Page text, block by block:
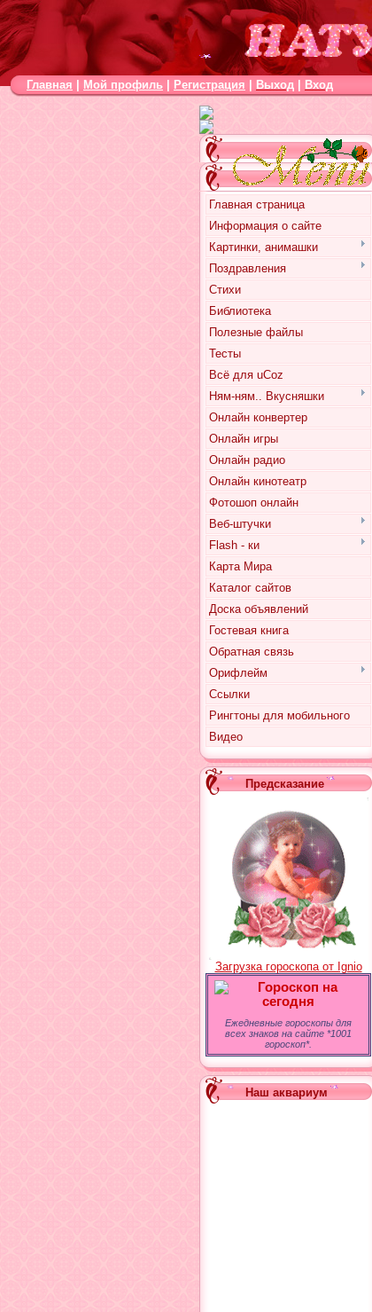
Главная Мой профиль Регистрация Выход Вход
Главная страница
Информация о сайте
Картинки, анимашки
Поздравления
Стихи
Библиотека
Полезные файлы
Тесты
Всё для uCoz
Ням-ням.. Вкусняшки
Онлайн конвертер
Онлайн игры
Онлайн радио
Онлайн кинотеатр
Фотошоп онлайн
Веб-штучки
Flash - ки
Карта Мира
Каталог сайтов
Доска объявлений
Гостевая книга
Обратная связь
Орифлейм
Ссылки
Рингтоны для мобильного
Видео
Предсказание
Загрузка гороскопа от Ignio
Гороскоп на
сегодня
Ежедневные гороскопы для
всех знаков на сайте *1001
гороскоп*.
Наш аквариум